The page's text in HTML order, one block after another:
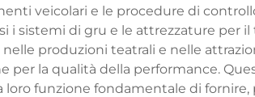
veicolari e le procedure di
i sistemi di gru e le attrezzature per
produzioni teatrali e nelle
per la qualità della performance.
funzione fondamentale di